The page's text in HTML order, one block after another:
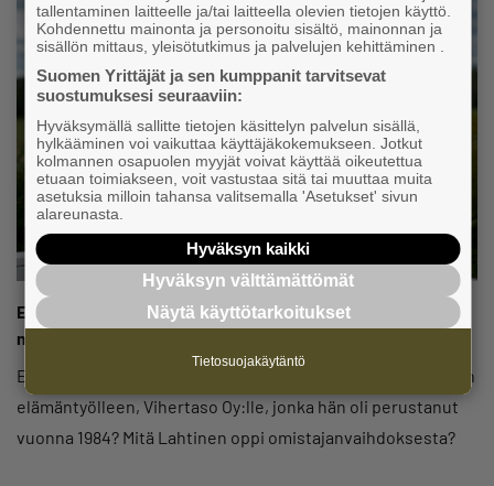
Esa Lahtinen on yrittäjä, jolle omistaminen on toiminnan
mahdollistamisen väline
Esa Lahtinen oli jo yli 60-vuotias. Mistä löytyisi jatkaja hänen
elämäntyölleen, Vihertaso Oy:lle, jonka hän oli perustanut
vuonna 1984? Mitä Lahtinen oppi omistajanvaihdoksesta?
tallentaminen laitteelle ja/tai laitteella olevien tietojen käyttö.
Kohdennettu mainonta ja personoitu sisältö, mainonnan ja
sisällön mittaus, yleisötutkimus ja palvelujen kehittäminen .
Suomen Yrittäjät ja sen kumppanit tarvitsevat
suostumuksesi seuraaviin:
Hyväksymällä sallitte tietojen käsittelyn palvelun sisällä,
hylkääminen voi vaikuttaa käyttäjäkokemukseen. Jotkut
kolmannen osapuolen myyjät voivat käyttää oikeutettua
etuaan toimiakseen, voit vastustaa sitä tai muuttaa muita
asetuksia milloin tahansa valitsemalla 'Asetukset' sivun
alareunasta.
Hyväksyn kaikki
Hyväksyn välttämättömät
Näytä käyttötarkoitukset
Tietosuojakäytäntö